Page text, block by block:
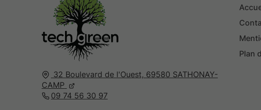
32 Boulevard de l'Ouest, 69580 SATHONAY-
CAMP
09 74 56 30 97
Plan